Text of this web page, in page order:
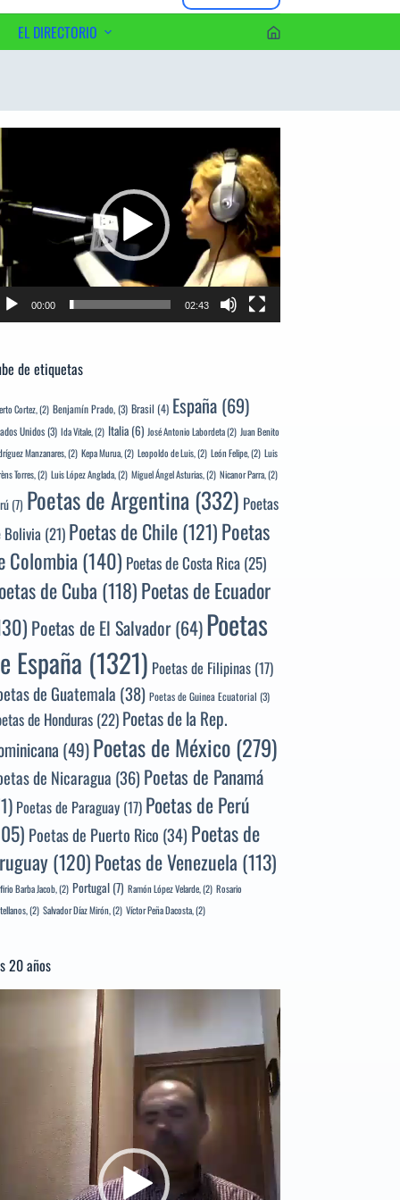
EL DIRECTORIO
00:00 02:43
de etiquetas
Cortez,(2) Benjamín Prado,(3) Brasil (4) España (69)
Unidos(3) Ida Vitale,(2) Italia (6) José Antonio Labordeta(2) Juan Benito
Manzanares,(2) Kepa Murua,(2) Leopoldo de Luis,(2) León Felipe,(2) Luis
Torres,(2) Luis López Anglada,(2) Miguel Ángel Asturias,(2) Nicanor Parra,(2)
(7) Poetas de Argentina(332) Poetas
Bolivia(21) Poetas de Chile(121)Poetas
Colombia(140) Poetas de Costa Rica(25)
de Cuba (118)Poetas de Ecuador
Poetas de El Salvador(64)Poetas
España (1321) Poetas de Filipinas (17)
de Guatemala (38) Poetas de Guinea Ecuatorial (3)
de Honduras(22) Poetas de la Rep.
(49)Poetas de México(279)
de Nicaragua (36) Poetas de Panamá
Poetas de Paraguay (17) Poetas de Perú
Poetas de Puerto Rico (34) Poetas de
(120)Poetas de Venezuela (113)
Barba Jacob,(2) Portugal (7) Ramón López Velarde,(2) Rosario
(2) Salvador Díaz Mirón,(2) Víctor Peña Dacosta,(2)
20 años